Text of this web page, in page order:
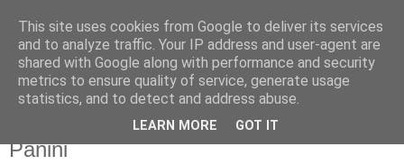
martedì 6 novembre 2018
Panini
This site uses cookies from Google to deliver its services
and to analyze traffic. Your IP address and user-agent are
shared with Google along with performance and security
metrics to ensure quality of service, generate usage
statistics, and to detect and address abuse.
LEARN MORE GOT IT